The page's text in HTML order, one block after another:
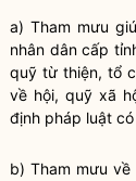
a) Tham mưu
nhân dâncấp
quỹ từ thiện, tổ
về hội, quỹ xã
định pháp luật
b) Tham mưu